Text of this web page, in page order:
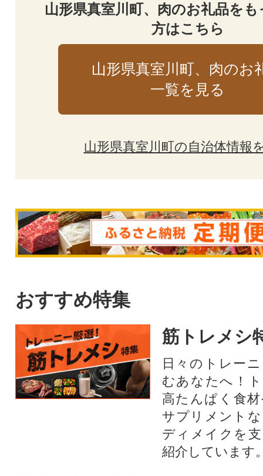
山形県真室川町、肉のお礼品を
方はこちら
山形県真室川町、肉のお
一覧を見る
山形県真室川町の自治体情報
おすすめ特集
筋トレメシ
日々のトレー
むあなたへ！
高たんぱく食
サプリメント
ディメイクを
紹介しています